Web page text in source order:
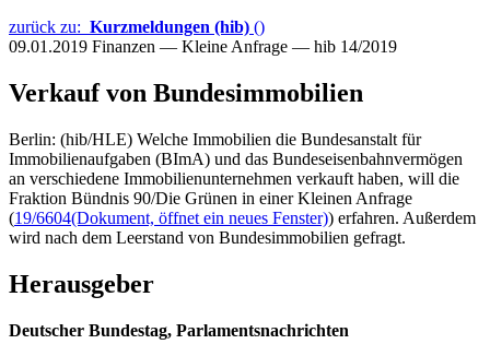
zurück zu: Kurzmeldungen (hib) ()
09.01.2019 Finanzen — Kleine Anfrage — hib 14/2019
Verkauf von Bundesimmobilien
Berlin: (hib/HLE) Welche Immobilien die Bundesanstalt für
Immobilienaufgaben (BImA) und das Bundeseisenbahnvermögen
an verschiedene Immobilienunternehmen verkauft haben, will die
Fraktion Bündnis 90/Die Grünen in einer Kleinen Anfrage
(19/6604(Dokument, öffnet ein neues Fenster)) erfahren. Außerdem
wird nach dem Leerstand von Bundesimmobilien gefragt.
Herausgeber
Deutscher Bundestag, Parlamentsnachrichten